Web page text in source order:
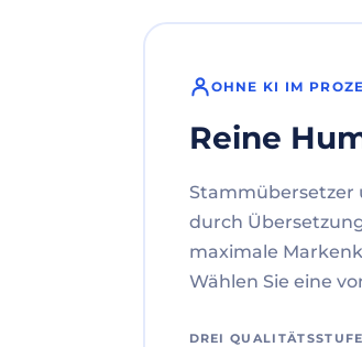
OHNE KI IM
Reine
Stammübersetzer
durch
maximale
Wählen Sie eine
DREI